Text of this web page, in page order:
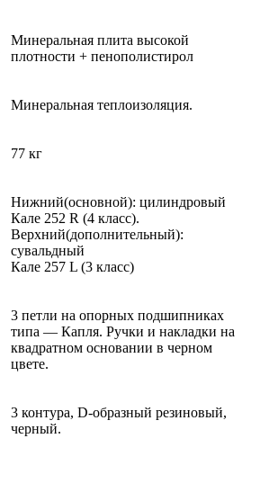
Минеральная плита высокой
плотности + пенополистирол
Минеральная теплоизоляция.
77 кг
Нижний(основной): цилиндровый
Кале 252 R (4 класс).
Верхний(дополнительный):
сувальдный
Кале 257 L (3 класс)
3 петли на опорных подшипниках
типа — Капля. Ручки и накладки на
квадратном основании в черном
цвете.
3 контура, D-образный резиновый,
черный.